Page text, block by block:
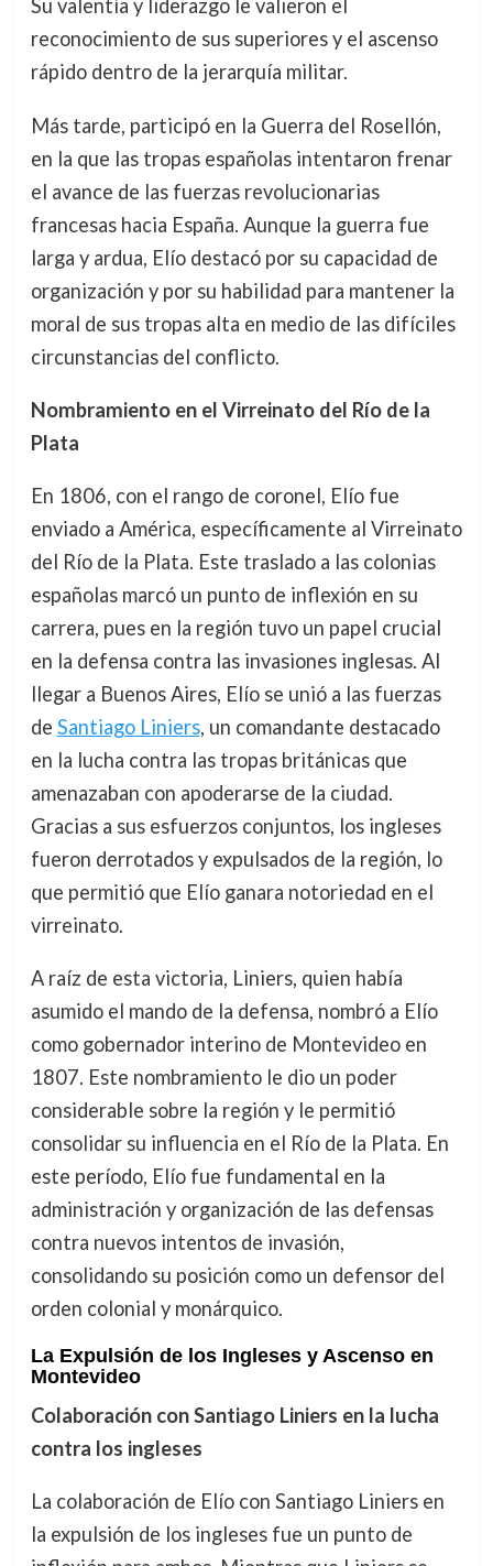
Su valentía y liderazgo le valieron el
reconocimiento de sus superiores y el ascenso
rápido dentro de la jerarquía militar.
Más tarde, participó en la Guerra del Rosellón,
en la que las tropas españolas intentaron frenar
el avance de las fuerzas revolucionarias
francesas hacia España. Aunque la guerra fue
larga y ardua, Elío destacó por su capacidad de
organización y por su habilidad para mantener la
moral de sus tropas alta en medio de las difíciles
circunstancias del conflicto.
Nombramiento en el Virreinato del Río de la
Plata
En 1806, con el rango de coronel, Elío fue
enviado a América, específicamente al Virreinato
del Río de la Plata. Este traslado a las colonias
españolas marcó un punto de inflexión en su
carrera, pues en la región tuvo un papel crucial
en la defensa contra las invasiones inglesas. Al
llegar a Buenos Aires, Elío se unió a las fuerzas
de Santiago Liniers, un comandante destacado
en la lucha contra las tropas británicas que
amenazaban con apoderarse de la ciudad.
Gracias a sus esfuerzos conjuntos, los ingleses
fueron derrotados y expulsados de la región, lo
que permitió que Elío ganara notoriedad en el
virreinato.
A raíz de esta victoria, Liniers, quien había
asumido el mando de la defensa, nombró a Elío
como gobernador interino de Montevideo en
1807. Este nombramiento le dio un poder
considerable sobre la región y le permitió
consolidar su influencia en el Río de la Plata. En
este período, Elío fue fundamental en la
administración y organización de las defensas
contra nuevos intentos de invasión,
consolidando su posición como un defensor del
orden colonial y monárquico.
La Expulsión de los Ingleses y Ascenso en
Montevideo
Colaboración con Santiago Liniers en la lucha
contra los ingleses
La colaboración de Elío con Santiago Liniers en
la expulsión de los ingleses fue un punto de